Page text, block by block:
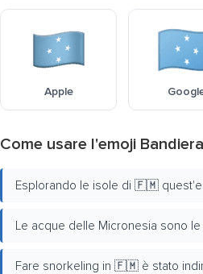
Apple
Come usare l'emoji
Esplorando le isole di 🇫🇲
Le acque delle Micronesia sono
Fare snorkeling in 🇫🇲 è stato